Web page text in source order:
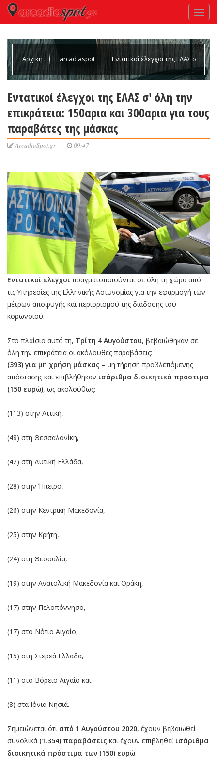
Αρχική arcadiaspot Εντατικοί έλεγχοι της ΕΛΑΣ σ'
μάσκας
Εντατικοί έλεγχοι της ΕΛΑΣ σ' όλη την
επικράτεια: 150αρια και 300αρια για τους
παραβάτες της μάσκας
ArcadiaSpot.gr 09:47
Εντατικοί έλεγχοι πραγματοποιούνται σε όλη τη χώρα από
τις Υπηρεσίες της Ελληνικής Αστυνομίας για την εφαρμογή των
μέτρων αποφυγής και περιορισμού της διάδοσης του
κορωνοϊού.
Στο πλαίσιο αυτό τη, Τρίτη 4 Αυγούστου, βεβαιώθηκαν σε
όλη την επικράτεια οι ακόλουθες παραβάσεις:
(393) για μη χρήση μάσκας – μη τήρηση προβλεπόμενης
απόστασης και επιβλήθηκαν ισάριθμα διοικητικά πρόστιμα
(150 ευρώ), ως ακολούθως:
(113) στην Αττική,
(48) στη Θεσσαλονίκη,
(42) στη Δυτική Ελλάδα,
(28) στην Ήπειρο,
(26) στην Κεντρική Μακεδονία,
(25) στην Κρήτη,
(24) στη Θεσσαλία,
(19) στην Ανατολική Μακεδονία και Θράκη,
(17) στην Πελοπόννησο,
(17) στο Νότιο Αιγαίο,
(15) στη Στερεά Ελλάδα,
(11) στο Βόρειο Αιγαίο και
(8) στα Ιόνια Νησιά.
Σημειώνεται ότι από 1 Αυγούστου 2020, έχουν βεβαιωθεί
συνολικά (1.354) παραβάσεις και έχουν επιβληθεί ισάριθμα
διοικητικά πρόστιμα των (150) ευρώ.